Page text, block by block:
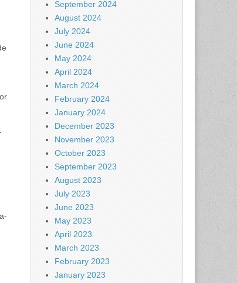
September 2024
August 2024
July 2024
June 2024
May 2024
April 2024
March 2024
February 2024
January 2024
December 2023
November 2023
October 2023
September 2023
August 2023
July 2023
June 2023
May 2023
April 2023
March 2023
February 2023
January 2023